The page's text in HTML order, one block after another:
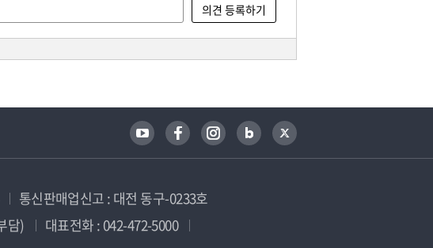
통신판매업신고 : 대전 동구-0233호
담)
대표전화 : 042-472-5000